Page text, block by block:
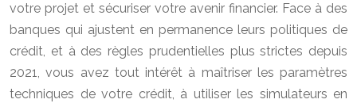
votre projet et sécuriser votre avenir financier. Face à des
banques qui ajustent en permanence leurs politiques de
crédit, et à des règles prudentielles plus strictes depuis
2021, vous avez tout intérêt à maîtriser les paramètres
techniques de votre crédit, à utiliser les simulateurs en